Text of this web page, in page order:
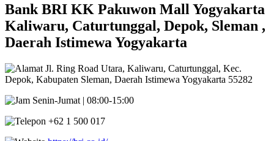
Bank BRI KK Pakuwon Mall Yogyakarta
Kaliwaru, Caturtunggal, Depok, Sleman ,
Daerah Istimewa Yogyakarta
Jl. Ring Road Utara, Kaliwaru, Caturtunggal, Kec.
Depok, Kabupaten Sleman, Daerah Istimewa Yogyakarta 55282
Senin-Jumat | 08:00-15:00
+62 1 500 017